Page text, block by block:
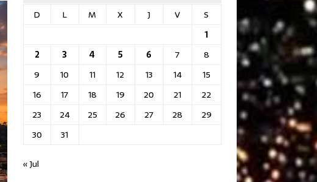
D
L M X J V
S
1
2
3 4 5 6 7
8
9
10 11 12 13 14
15
16
17 18 19 20 21
22
23
24 25 26 27 28
29
30
31
« Jul